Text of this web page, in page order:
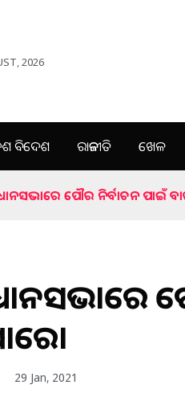
2026
ବିଦେଶ ରାଜନୀତି ଖେଳ
ପୌର ନିର୍ବାଚନ ପାଇଁ
29 Jan, 2021